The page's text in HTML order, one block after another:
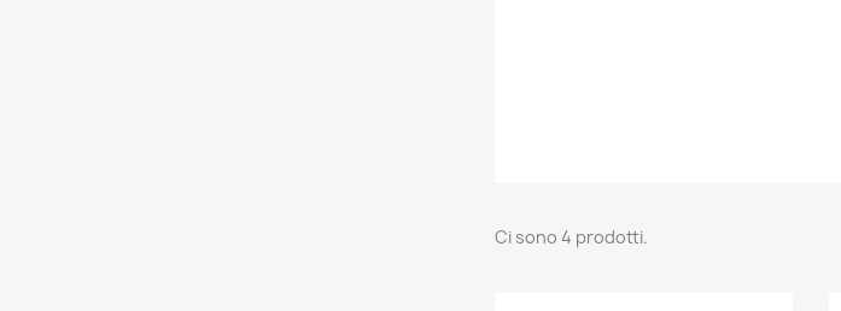
Ci sono 4 prodotti.